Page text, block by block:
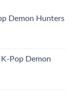
Demon Hunters
Pop Demon